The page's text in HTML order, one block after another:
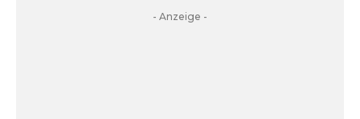
- Anzeige -